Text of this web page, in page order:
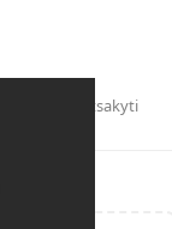
Atsakyti